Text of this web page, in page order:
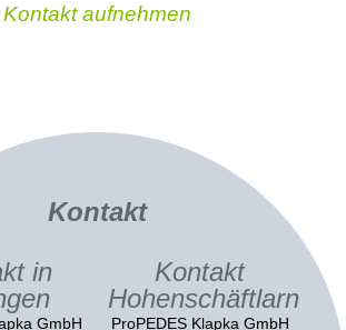
Kontakt aufnehmen
Kontakt
in
GmbH
Kontakt
Hohenschäftlarn
ProPEDES Klapka GmbH